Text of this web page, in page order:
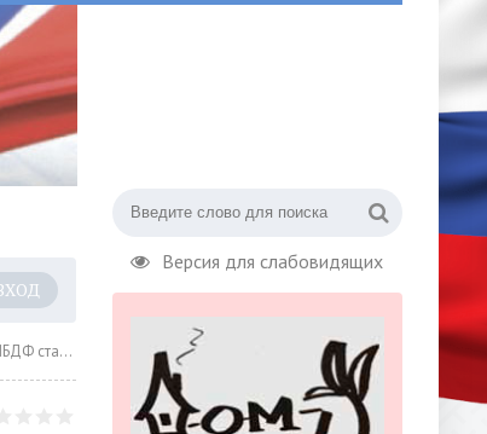
Версия для слабовидящих
«Хроники Нарнии. Племянник чародея»